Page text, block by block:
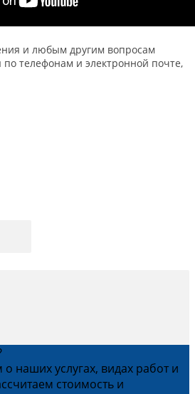
и любым другим вопросам
телефонам и электронной почте,
наших услугах, видах работ и
стоимость и